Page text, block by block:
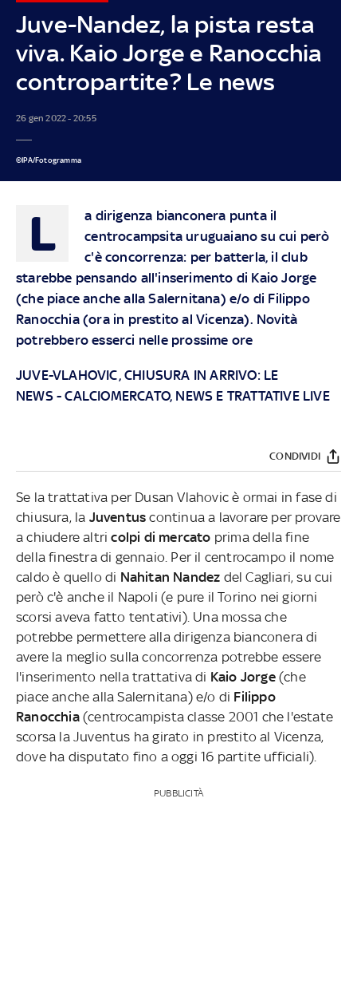
Juve-Nandez, la pista resta
viva. Kaio Jorge e Ranocchia
contropartite? Le news
26 gen 2022 - 20:55
©IPA/Fotogramma
L
a dirigenza bianconera punta il
centrocampsita uruguaiano su cui però
c'è concorrenza: per batterla, il club
starebbe pensando all'inserimento di Kaio Jorge
(che piace anche alla Salernitana) e/o di Filippo
Ranocchia (ora in prestito al Vicenza). Novità
potrebbero esserci nelle prossime ore
JUVE-VLAHOVIC, CHIUSURA IN ARRIVO: LE
NEWS-CALCIOMERCATO, NEWS E TRATTATIVE LIVE
CONDIVIDI
Se la trattativa per Dusan Vlahovic è ormai in fase di
chiusura, la Juventuscontinua a lavorare per provare
a chiudere altri colpi di mercato prima della fine
della finestra di gennaio. Per il centrocampo il nome
caldo è quello di Nahitan Nandez del Cagliari, su cui
però c'è anche il Napoli (e pure il Torino nei giorni
scorsi aveva fatto tentativi). Una mossa che
potrebbe permettere alla dirigenza bianconera di
avere la meglio sulla concorrenza potrebbe essere
l'inserimento nella trattativa di Kaio Jorge(che
piace anche alla Salernitana) e/o di Filippo
Ranocchia(centrocampista classe 2001 che l'estate
scorsa la Juventus ha girato in prestito al Vicenza,
dove ha disputato fino a oggi 16 partite ufficiali).
PUBBLICITÀ